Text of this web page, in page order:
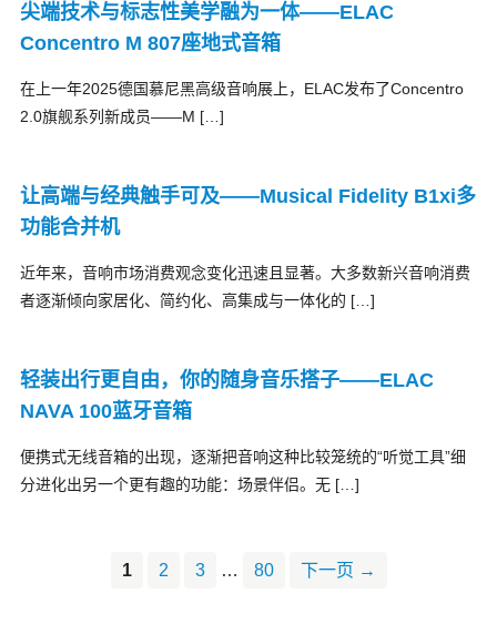
尖端技术与标志性美学融为一体——ELAC
Concentro M 807座地式音箱
在上一年2025德国慕尼黑高级音响展上，ELAC发布了Concentro
2.0旗舰系列新成员——M […]
让高端与经典触手可及——Musical Fidelity B1xi多
功能合并机
近年来，音响市场消费观念变化迅速且显著。大多数新兴音响消费
者逐渐倾向家居化、简约化、高集成与一体化的 […]
轻装出行更自由，你的随身音乐搭子——ELAC
NAVA 100蓝牙音箱
便携式无线音箱的出现，逐渐把音响这种比较笼统的“听觉工具”细
分进化出另一个更有趣的功能：场景伴侣。无 […]
1 2 3 … 80 下一页 →